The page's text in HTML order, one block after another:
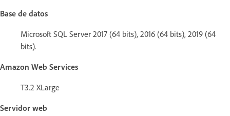
Base de datos
Microsoft SQL Server 2017 (64 bits), 2016 (64 bits), 2019 (64
bits).
Amazon Web Services
T3.2 XLarge
Servidor web